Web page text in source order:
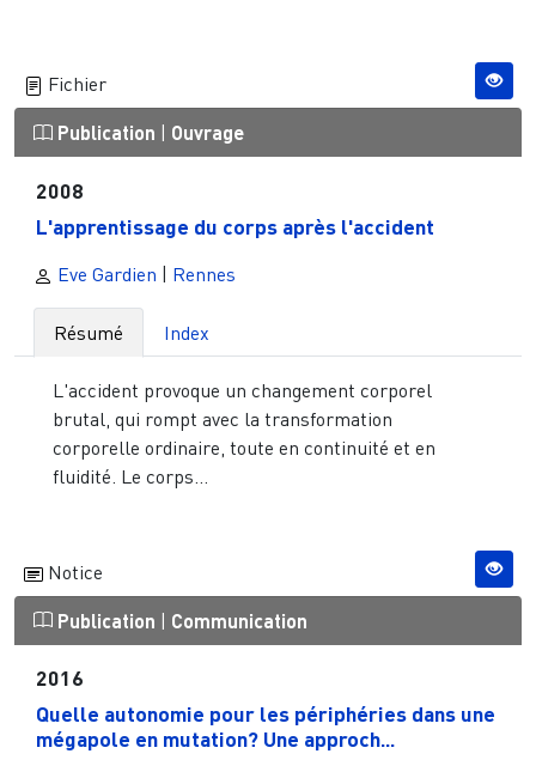
Fichier
Publication Ouvrage
2008
L'apprentissage du corps après l'accident
Eve Gardien | Rennes
Résumé Index
L'accident provoque un changement corporel
brutal, qui rompt avec la transformation
corporelle ordinaire, toute en continuité et en
fluidité. Le corps...
Notice
Publication | Communication
2016
Quelle autonomie pour les périphéries dans une
mégapole en mutation? Une approch...